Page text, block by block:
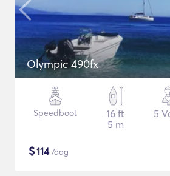
Olympic 490fx
Speedboot
16 ft
5 m
5
$114/dag